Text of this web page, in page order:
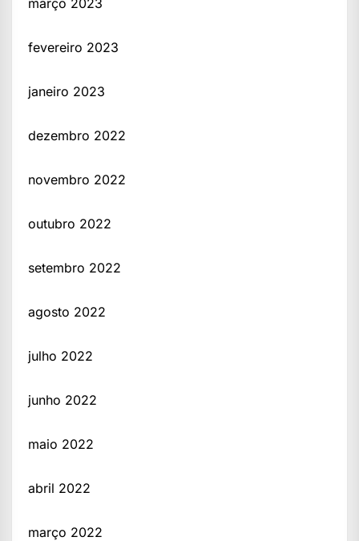
fevereiro 2023
janeiro 2023
dezembro 2022
novembro 2022
outubro 2022
setembro 2022
agosto 2022
julho 2022
junho 2022
maio 2022
abril 2022
março 2022